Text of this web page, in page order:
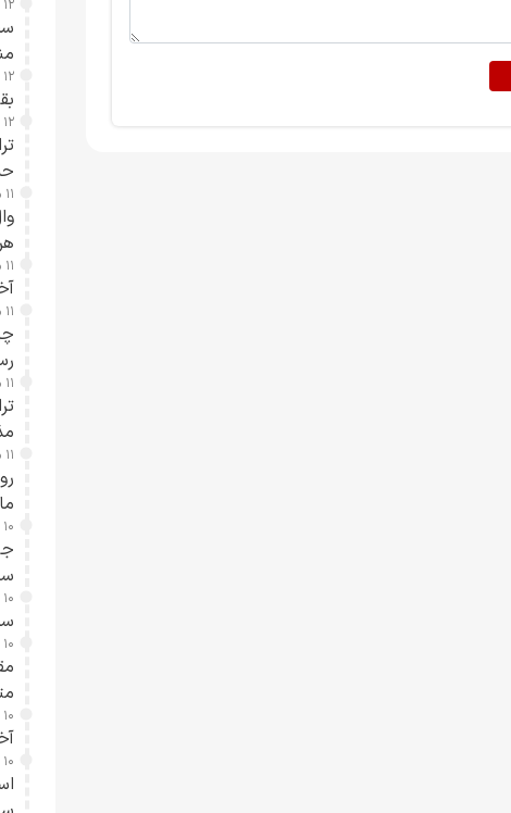
۱۲ مرداد ۱۴۰۵ / ۱۲:۱۲
۱۲ مرداد ۱۴۰۵ / ۱۱:۴۱
۱۲ مرداد ۱۴۰۵ / ۰۸:۱۷
۱۱ مرداد ۱۴۰۵ / ۱۹:۰۴
۱۱ مرداد ۱۴۰۵ / ۱۶:۱۲
۱۱ مرداد ۱۴۰۵ / ۱۰:۴۶
۱۱ مرداد ۱۴۰۵ / ۰۹:۱۷
۱۱ مرداد ۱۴۰۵ / ۰۸:۱۸
۱۰ مرداد ۱۴۰۵ / ۱۹:۲۹
سال
۱۰ مرداد ۱۴۰۵ / ۱۹:۱۱
۱۰ مرداد ۱۴۰۵ / ۱۸:۱۵
۱۰ مرداد ۱۴۰۵ / ۱۵:۲۴
۱۰ مرداد ۱۴۰۵ / ۱۳:۰۸